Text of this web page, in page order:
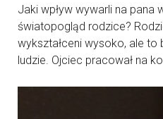
Jaki wpływ wywarli na pana
światopogląd rodzice?
wykształceni wysoko, ale
ludzie. Ojciec pracował na